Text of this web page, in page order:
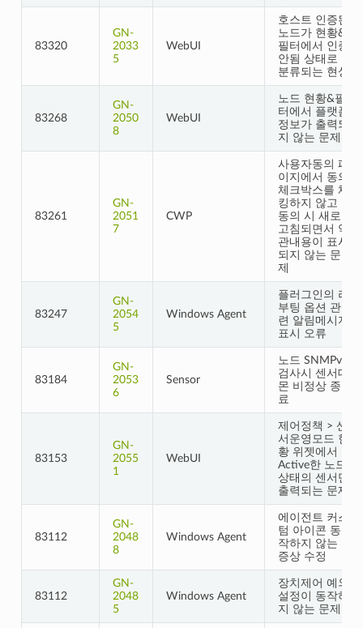
83320
GN-
2033
5
WebUI
호스트 인증된
노드가 현황&
필터에서 인증
안됨 상태로
분류되는 현상
83268
GN-
2050
8
WebUI
노드 현황&필
터에서 플랫폼
정보가 출력되
지 않는 문제
83261
GN-
2051
7
CWP
사용자동의 페
이지에서 동의
체크박스를 체
킹하지 않고
동의 시 새로
고침되면서 약
관내용이 표시
되지 않는 문
제
83247
GN-
2054
5
Windows Agent
플러그인의 리
부팅 옵션 관
련 알림메시지
표시 오류
83184
GN-
2053
6
Sensor
노드 SNMPv3
검사시 센서데
몬 비정상 종
료
83153
GN-
2055
1
WebUI
제어정책 > 센
서운영모드 현
황 위젯에서
Active한 노드
상태의 센서만
출력되는 문제
83112
GN-
2048
8
Windows Agent
에이전트 커스
텀 아이콘 동
작하지 않는
증상 수정
83112
GN-
2048
5
Windows Agent
장치제어 예외
설정이 동작하
지 않는 문제